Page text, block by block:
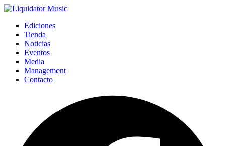
Ediciones
Tienda
Noticias
Eventos
Media
Management
Contacto